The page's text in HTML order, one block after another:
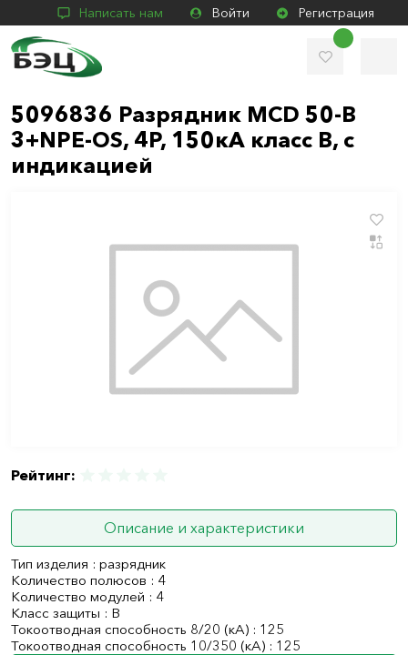
Написать нам Войти Регистрация
5096836 Разрядник MCD 50-B
3+NPE-OS, 4P, 150кА класс В, с
индикацией
Рейтинг:
Описание и характеристики
Тип изделия : разрядник
Количество полюсов : 4
Количество модулей : 4
Класс защиты : B
Токоотводная способность 8/20 (кА) : 125
Токоотводная способность 10/350 (кА) : 125